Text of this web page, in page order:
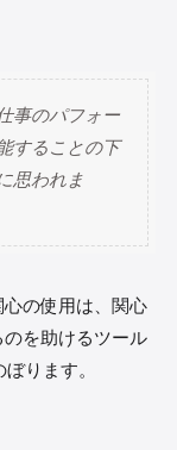
事のパフォー
することの下
思われま
の使用は、関心
を助けるツール
ります。